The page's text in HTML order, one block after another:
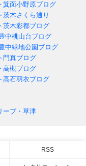
面小野原ブログ
木さくら通り
木彩都ブログ
中桃山台ブログ
中緑地公園ブログ
門真ブログ
高槻ブログ
石羽衣ブログ
ーブ・草津
RSS